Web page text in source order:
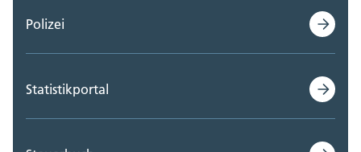
Departementssekretariat (0)
Polizei
Statistikportal